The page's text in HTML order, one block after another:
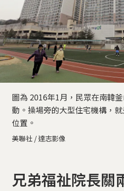
圖為 2016年1月，民眾在南韓
動。操場旁的大型住宅機構，
位置。
美聯社 / 達志影像
兄弟福祉院長關